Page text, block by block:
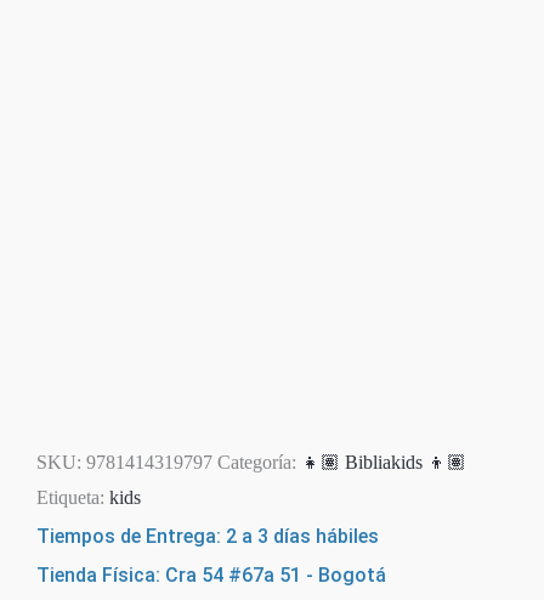
SKU: 9781414319797 Categoría: 👧🏽 Bibliakids 👦🏽
Etiqueta: kids
Tiempos de Entrega: 2 a 3 días hábiles
Tienda Física: Cra 54 #67a 51 - Bogotá